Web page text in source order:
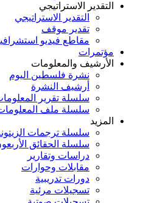
التقدير الاستراتيجي
التقدير الاستراتيجي
تقدير موقف
مقاطع فيديو
مؤتمرات
الأرشيف والمعلومات
نشرة فلسطين اليوم
أرشيف النشرة
سلسلة تقرير
سلسلة ملف
المزيد
سلسلة ترجمات
سلسلة الحقائق
دراسات وتقارير
مقابلات وحوارات
دورات تدريبية
تسجيلات مرئية